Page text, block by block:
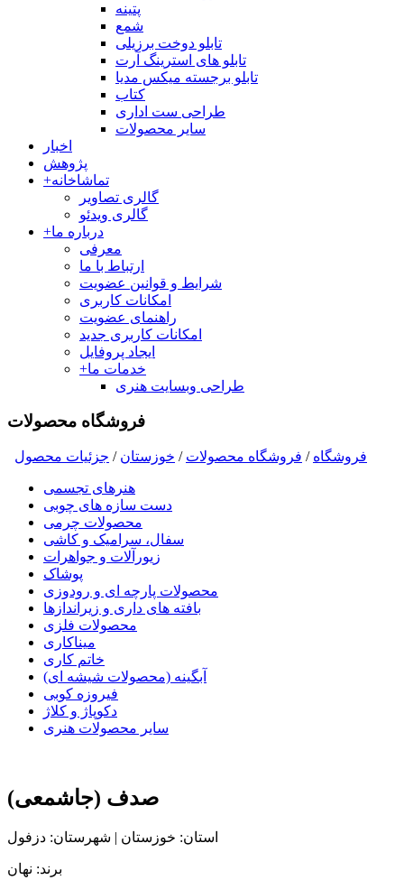
پتینه
شمع
تابلو دوخت برزیلی
تابلو های استرینگ آرت
تابلو برجسته میکس مدیا
کتاب
طراحی ست اداری
سایر محصولات
اخبار
پژوهش
+تماشاخانه
گالری تصاویر
گالری ویدئو
+درباره ما
معرفی
ارتباط با ما
شرایط و قوانین عضویت
امکانات کاربری
راهنمای عضویت
امکانات کاربری جدید
ایجاد پروفایل
+خدمات ما
طراحی وبسایت هنری
فروشگاه محصولات
فروشگاه / فروشگاه محصولات / خوزستان / جزئیات محصول
هنرهای تجسمی
دست سازه های چوبی
محصولات چرمی
سفال، سرامیک و کاشی
زیورآلات و جواهرات
پوشاک
محصولات پارچه ای و رودوزی
بافته های داری و زیراندازها
محصولات فلزی
میناکاری
خاتم کاری
آبگینه (محصولات شیشه ای)
فیروزه کوبی
دکوپاژ و کلاژ
سایر محصولات هنری
صدف (جاشمعی)
استان: خوزستان | شهرستان: دزفول
برند: نهان